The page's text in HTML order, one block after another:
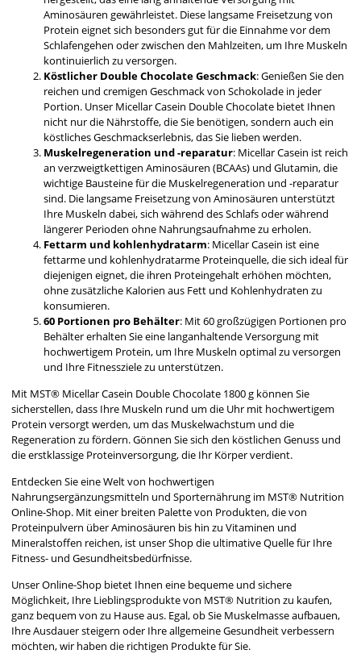
Aminosäuren gewährleistet. Diese langsame Freisetzung von
Protein eignet sich besonders gut für die Einnahme vor dem
Schlafengehen oder zwischen den Mahlzeiten, um Ihre Muskeln
kontinuierlich zu versorgen.
Köstlicher Double Chocolate Geschmack: Genießen Sie den
reichen und cremigen Geschmack von Schokolade in jeder
Portion. Unser Micellar Casein Double Chocolate bietet Ihnen
nicht nur die Nährstoffe, die Sie benötigen, sondern auch ein
köstliches Geschmackserlebnis, das Sie lieben werden.
Muskelregeneration und -reparatur: Micellar Casein ist reich
an verzweigtkettigen Aminosäuren (BCAAs) und Glutamin, die
wichtige Bausteine für die Muskelregeneration und -reparatur
sind. Die langsame Freisetzung von Aminosäuren unterstützt
Ihre Muskeln dabei, sich während des Schlafs oder während
längerer Perioden ohne Nahrungsaufnahme zu erholen.
Fettarm und kohlenhydratarm: Micellar Casein ist eine
fettarme und kohlenhydratarme Proteinquelle, die sich ideal für
diejenigen eignet, die ihren Proteingehalt erhöhen möchten,
ohne zusätzliche Kalorien aus Fett und Kohlenhydraten zu
konsumieren.
60 Portionen pro Behälter: Mit 60 großzügigen Portionen pro
Behälter erhalten Sie eine langanhaltende Versorgung mit
hochwertigem Protein, um Ihre Muskeln optimal zu versorgen
und Ihre Fitnessziele zu unterstützen.
Mit MST® Micellar Casein Double Chocolate 1800 g können Sie
sicherstellen, dass Ihre Muskeln rund um die Uhr mit hochwertigem
Protein versorgt werden, um das Muskelwachstum und die
Regeneration zu fördern. Gönnen Sie sich den köstlichen Genuss und
die erstklassige Proteinversorgung, die Ihr Körper verdient.
Entdecken Sie eine Welt von hochwertigen
Nahrungsergänzungsmitteln und Sporternährung im MST® Nutrition
Online-Shop. Mit einer breiten Palette von Produkten, die von
Proteinpulvern über Aminosäuren bis hin zu Vitaminen und
Mineralstoffen reichen, ist unser Shop die ultimative Quelle für Ihre
Fitness- und Gesundheitsbedürfnisse.
Unser Online-Shop bietet Ihnen eine bequeme und sichere
Möglichkeit, Ihre Lieblingsprodukte von MST® Nutrition zu kaufen,
ganz bequem von zu Hause aus. Egal, ob Sie Muskelmasse aufbauen,
Ihre Ausdauer steigern oder Ihre allgemeine Gesundheit verbessern
möchten, wir haben die richtigen Produkte für Sie.